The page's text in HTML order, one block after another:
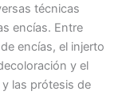
técnicas
encías. Entre
encías, el injerto
y el
las prótesis de